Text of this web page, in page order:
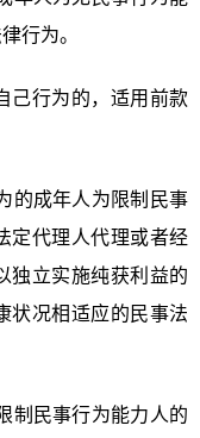
行为。
行为的，适用前款
成年人为限制民事
定代理人代理或者经
独立实施纯获利益的
状况相适应的民事法
民事行为能力人的